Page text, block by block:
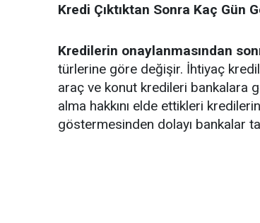
Kredi Çıktıktan Sonra Kaç Gün
Kredilerin onaylanmasından
türlerine göre değişir. İhtiyaç
araç ve konut kredileri bankalara
alma hakkını elde ettikleri
göstermesinden dolayı bankalar